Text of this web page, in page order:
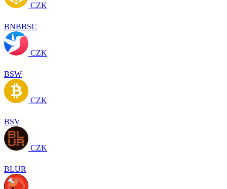
CZK
BNBBSC
CZK
BSW
CZK
BSV
CZK
BLUR